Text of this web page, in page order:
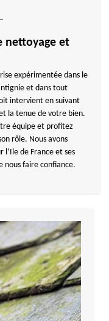
nettoyage et
expérimentée dans le
et dans tout
intervient en suivant
la tenue de votre bien.
équipe et profitez
rôle. Nous avons
de France et ses
nous faire confiance.